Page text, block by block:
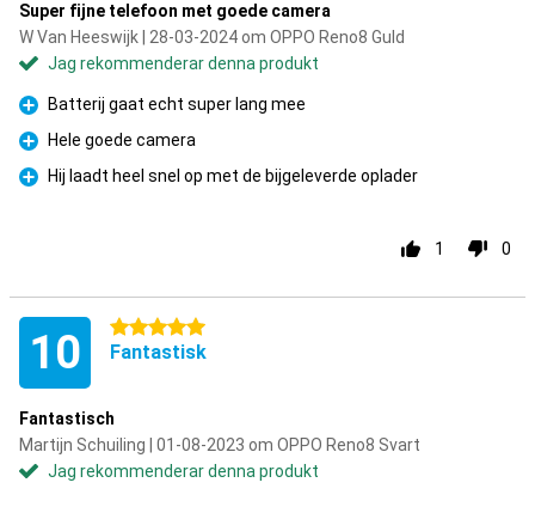
Super fijne telefoon met goede camera
W Van Heeswijk | 28-03-2024 om OPPO Reno8 Guld
Jag rekommenderar denna produkt
Fördelar
Batterij gaat echt super lang mee
Fördelar
Hele goede camera
Fördelar
Hij laadt heel snel op met de bijgeleverde oplader
1 0
10 5 stjärnor
Fantastisk
Fantastisch
Martijn Schuiling | 01-08-2023 om OPPO Reno8 Svart
Jag rekommenderar denna produkt